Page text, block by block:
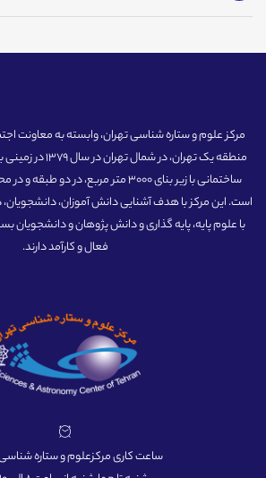
مرکز علوم و ستاره شناسی تهران، وابسته به معاونت
ساختمانی با زیر بنای 3000 متر مربع، در
است. این مرکز با هدف آشنایی دانش آموزان،
با علوم پایه، پایه گذاری و دانش پژوهان و دانشجویان
فعال و کارآمد دارند.
ساعت کاری مرکزعلوم و ستاره